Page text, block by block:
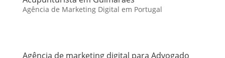
Agência de Marketing Digital em Portugal
Agência de marketing digital para Advogado